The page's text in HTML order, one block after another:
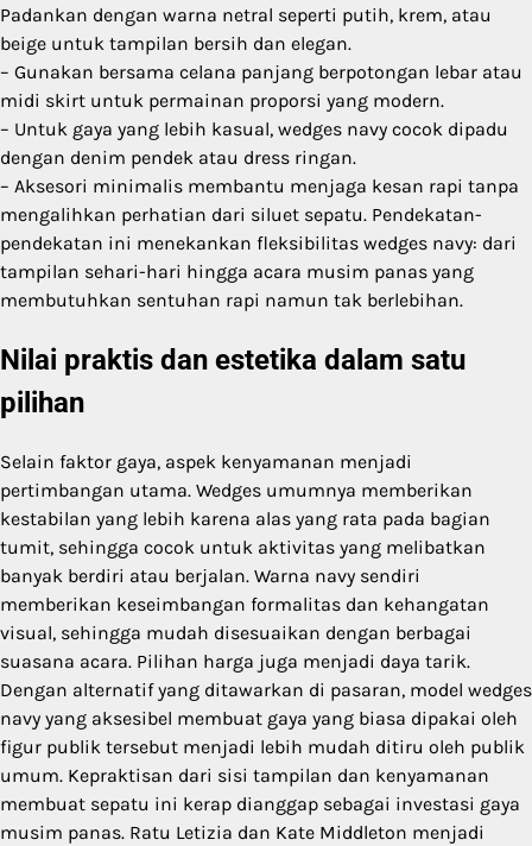
Padankan dengan warna netral seperti putih, krem, atau
beige untuk tampilan bersih dan elegan.
– Gunakan bersama celana panjang berpotongan lebar atau
midi skirt untuk permainan proporsi yang modern.
– Untuk gaya yang lebih kasual, wedges navy cocok dipadu
dengan denim pendek atau dress ringan.
– Aksesori minimalis membantu menjaga kesan rapi tanpa
mengalihkan perhatian dari siluet sepatu. Pendekatan-
pendekatan ini menekankan fleksibilitas wedges navy: dari
tampilan sehari-hari hingga acara musim panas yang
membutuhkan sentuhan rapi namun tak berlebihan.
Nilai praktis dan estetika dalam satu
pilihan
Selain faktor gaya, aspek kenyamanan menjadi
pertimbangan utama. Wedges umumnya memberikan
kestabilan yang lebih karena alas yang rata pada bagian
tumit, sehingga cocok untuk aktivitas yang melibatkan
banyak berdiri atau berjalan. Warna navy sendiri
memberikan keseimbangan formalitas dan kehangatan
visual, sehingga mudah disesuaikan dengan berbagai
suasana acara. Pilihan harga juga menjadi daya tarik.
Dengan alternatif yang ditawarkan di pasaran, model wedges
navy yang aksesibel membuat gaya yang biasa dipakai oleh
figur publik tersebut menjadi lebih mudah ditiru oleh publik
umum. Kepraktisan dari sisi tampilan dan kenyamanan
membuat sepatu ini kerap dianggap sebagai investasi gaya
musim panas. Ratu Letizia dan Kate Middleton menjadi